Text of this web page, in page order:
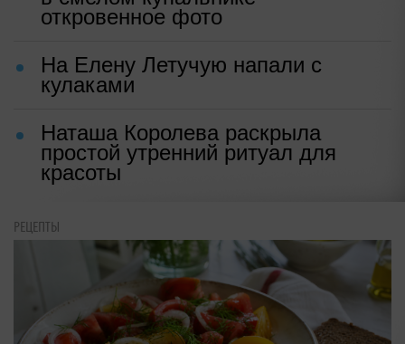
откровенное фото
На Елену Летучую напали с
кулаками
Наташа Королева раскрыла
простой утренний ритуал для
красоты
РЕЦЕПТЫ